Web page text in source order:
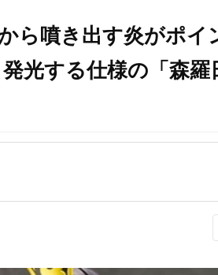
ら噴き出す炎がポイ
光する仕様の「森羅